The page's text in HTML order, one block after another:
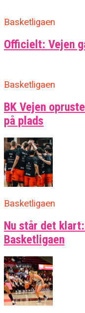
Basketligaen
Officielt: Vejen
Basketligaen
BK Vejen
på plads
Basketligaen
Nu står det
Basketligaen